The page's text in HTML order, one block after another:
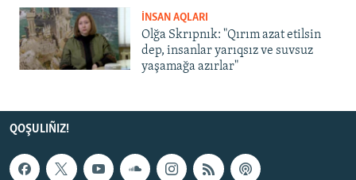
İNSAN AQLARI
Olğa Skrıpnık: "Qırım azat etilsin
dep, insanlar yarıqsız ve suvsuz
yaşamağa azırlar"
QOŞULIÑIZ!